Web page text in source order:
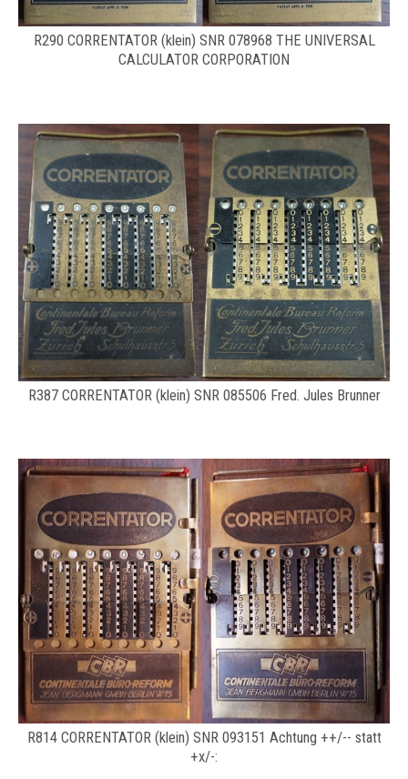
R290 CORRENTATOR (klein) SNR 078968 THE UNIVERSAL
CALCULATOR CORPORATION
R387 CORRENTATOR (klein) SNR 085506 Fred. Jules Brunner
R814 CORRENTATOR (klein) SNR 093151 Achtung ++/-- statt
+x/-: